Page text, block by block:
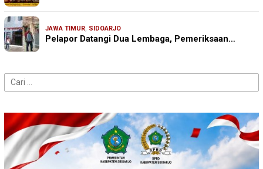
JAWA TIMUR, SIDOARJO
Pelapor Datangi Dua Lembaga, Pemeriksaan…
Cari
untuk: